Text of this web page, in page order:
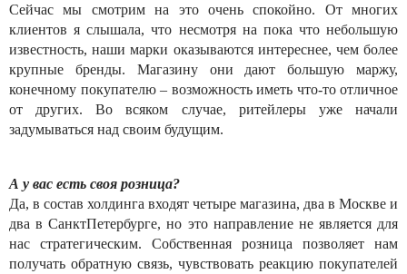
Сейчас мы смотрим на это очень спокойно. От многих
клиентов я слышала, что несмотря на пока что небольшую
известность, наши марки оказываются интереснее, чем более
крупные бренды. Магазину они дают большую маржу,
конечному покупателю – возможность иметь что-то отличное
от других. Во всяком случае, ритейлеры уже начали
задумываться над своим будущим.
А у вас есть своя розница?
Да, в состав холдинга входят четыре магазина, два в Москве и
два в СанктПетербурге, но это направление не является для
нас стратегическим. Собственная розница позволяет нам
получать обратную связь, чувствовать реакцию покупателей